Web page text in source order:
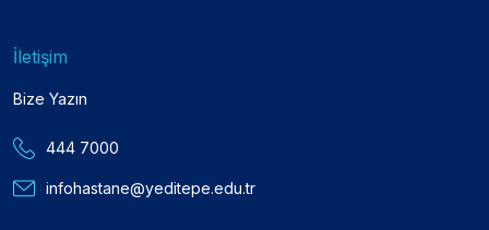
İletişim
Bize Yazın
444 7000
infohastane@yeditepe.edu.tr